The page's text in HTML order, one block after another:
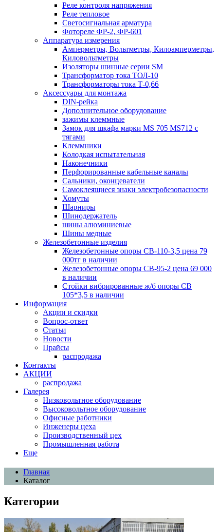
Реле контроля напряжения
Реле тепловое
Светосигнальная арматура
Фотореле ФР-2, ФР-601
Аппаратура измерения
Амперметры, Вольтметры, Килоамперметры,
Киловольтметры
Изоляторы шинные серии SM
Трансформатор тока ТОЛ-10
Трансформаторы тока Т-0,66
Аксессуары для монтажа
DIN-рейка
Дополнительное оборудование
зажимы клеммные
Замок для шкафа марки MS 705 MS712 с
тягами
Клеммники
Колодкая испытательная
Наконечники
Перфорированные кабельные каналы
Сальники, оконцеватели
Самоклеящиеся знаки электробезопасности
Хомуты
Шарниры
Шинодержатель
шины алюминиевые
Шины медные
Железобетонные изделия
Железобетонные опоры СВ-110-3,5 цена 79
000тг в наличии
Железобетонные опоры СВ-95-2 цена 69 000
в наличии
Стойки вибрированные ж/б опоры CВ
105*3,5 в наличии
Информация
Акции и скидки
Вопрос-ответ
Статьи
Новости
Прайсы
распродажа
Контакты
АКЦИИ
распродажа
Галерея
Низковольтное оборудование
Высоковольтное оборудование
Офисные работники
Инженеры цеха
Производственный цех
Промышленная работа
Еще
Главная
Каталог
Категории